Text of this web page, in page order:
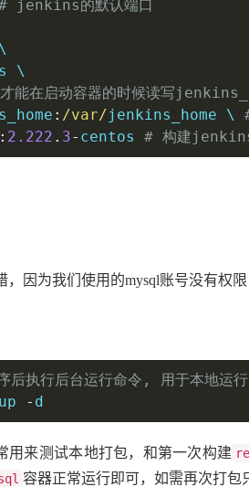
jenkins的默认端口
能在启动容器的时候读写
: /var/jenkins_home \
: 2.222 . 3- centos # 构建jenkins
，因为我们使用的mysql账号没有权
执行后台运行命令, 用于本地运行
- d
用来测试本地打包，和第一次构建
容器正常运行即可，如需再次打包